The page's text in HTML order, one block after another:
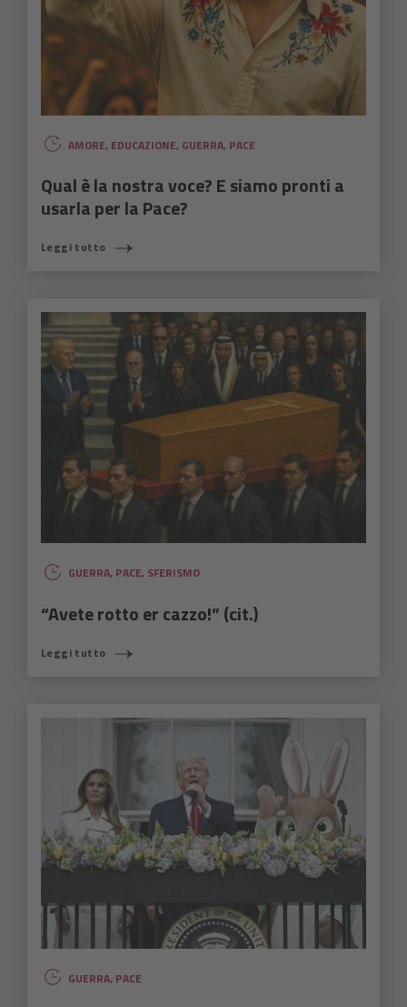
AMORE, EDUCAZIONE, GUERRA, PACE
Qual è la nostra voce? E siamo pronti a
usarla per la Pace?
Leggi tutto
GUERRA, PACE, SFERISMO
“Avete rotto er cazzo!” (cit.)
Leggi tutto
GUERRA, PACE